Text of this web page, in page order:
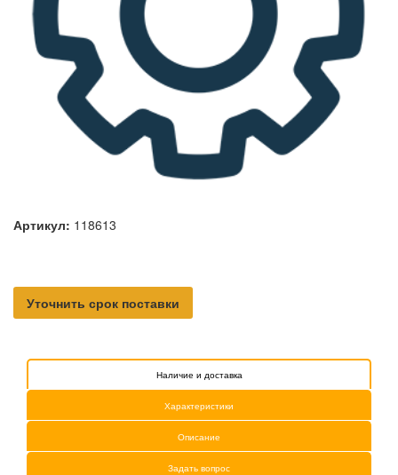
Артикул: 118613
Уточнить срок поставки
Наличие и доставка
Характеристики
Описание
Задать вопрос